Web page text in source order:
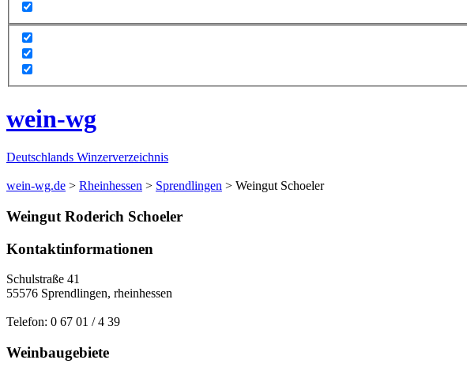
wein-wg
Deutschlands Winzerverzeichnis
wein-wg.de > Rheinhessen > Sprendlingen > Weingut Schoeler
Weingut Roderich Schoeler
Kontaktinformationen
Schulstraße 41
55576 Sprendlingen, rheinhessen
Telefon: 0 67 01 / 4 39
Weinbaugebiete